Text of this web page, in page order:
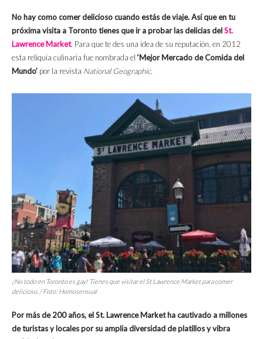
No hay como comer delicioso cuando estás de viaje. Así que en tu
próxima visita a Toronto tienes que ir a probar las delicias delSt.
Lawrence Market. Para que te des una idea de su reputación, en 2012
esta reliquia culinaria fue nombrada el ‘Mejor Mercado de Comida del
Mundo’ por la revista National Geographic.
¡No todo en Toronto es gay! Tienes que visitar el St Lawrence Market para comer
delicioso. / Foto: Homosensual
Por más de 200 años, el St. Lawrence Market ha cautivado a millones
de turistas y locales por su amplia diversidad de platillos y vibra